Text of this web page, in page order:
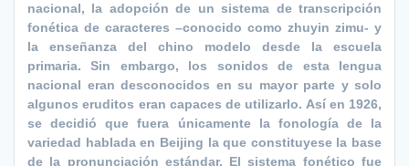
nacional, la adopción de un sistema de transcripción
fonética de caracteres –conocido como zhuyin zimu- y
la enseñanza del chino modelo desde la escuela
primaria. Sin embargo, los sonidos de esta lengua
nacional eran desconocidos en su mayor parte y solo
algunos eruditos eran capaces de utilizarlo. Así en 1926,
se decidió que fuera únicamente la fonología de la
variedad hablada en Beijing la que constituyese la base
de la pronunciación estándar. El sistema fonético fue